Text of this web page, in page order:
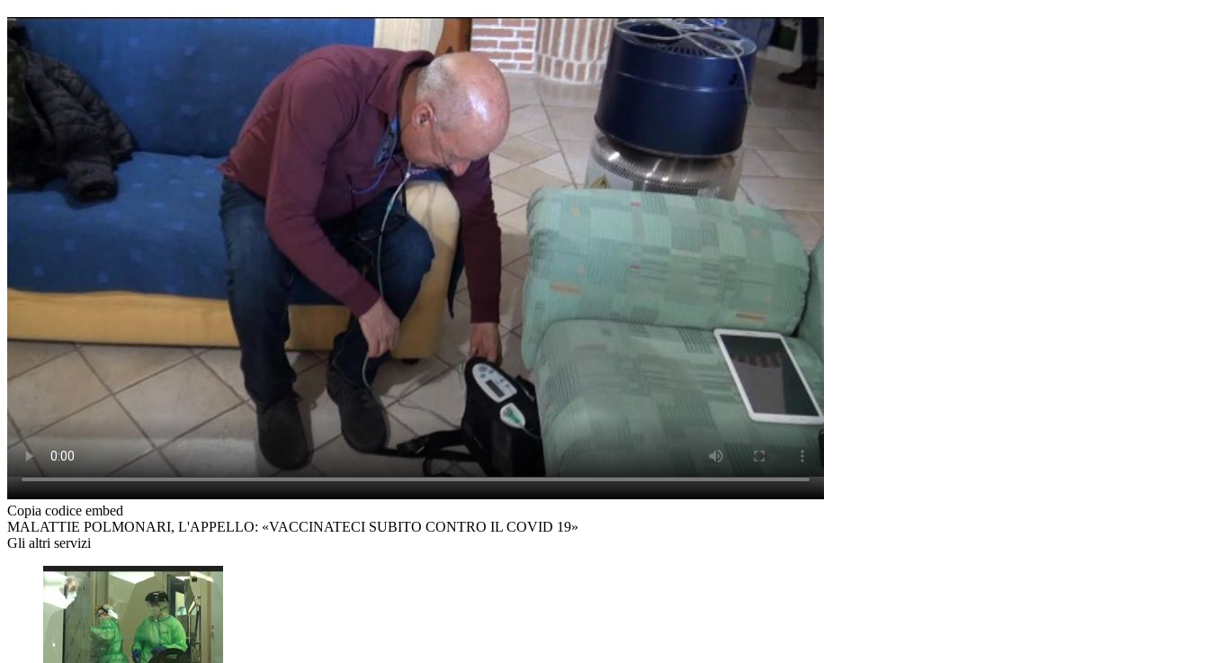
Copia codice embed
MALATTIE POLMONARI, L'APPELLO: «VACCINATECI SUBITO CONTRO IL COVID 19»
Gli altri servizi